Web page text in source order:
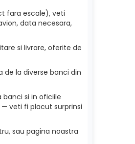
fara escale), veti
data necesara,
si livrare, oferite de
de la diverse banci din
si in oficiile
veti fi placut surprinsi
sau pagina noastra